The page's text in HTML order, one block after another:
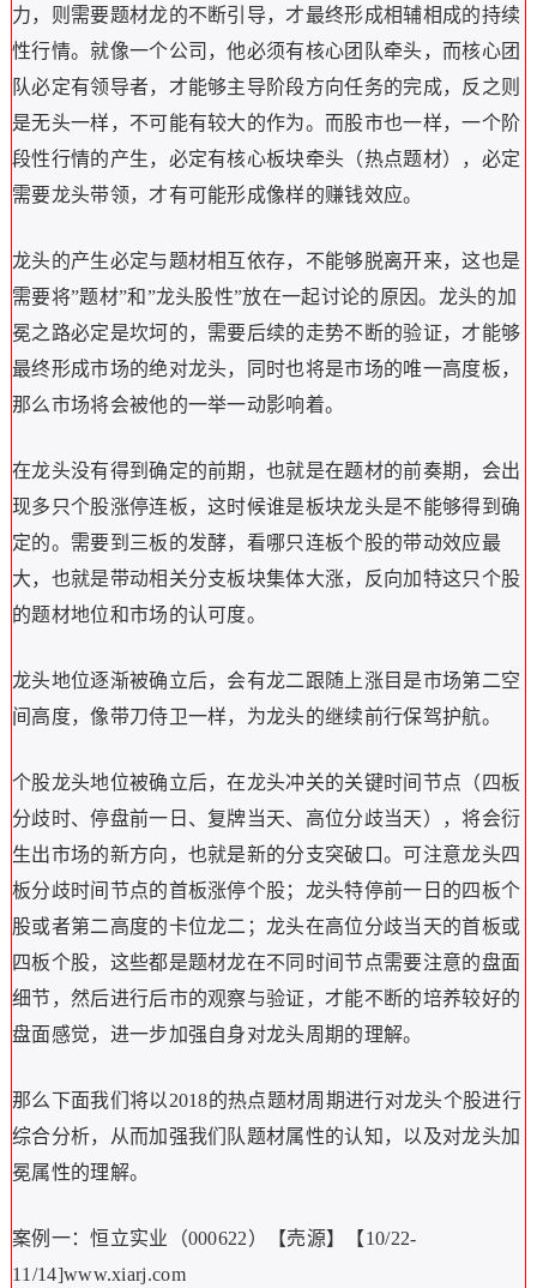
力，则需要题材龙的不断引导，才最终形成相辅相成的持续
性行情。就像一个公司，他必须有核心团队牵头，而核心团
队必定有领导者，才能够主导阶段方向任务的完成，反之则
是无头一样，不可能有较大的作为。而股市也一样，一个阶
段性行情的产生，必定有核心板块牵头（热点题材），必定
需要龙头带领，才有可能形成像样的赚钱效应。
龙头的产生必定与题材相互依存，不能够脱离开来，这也是
需要将”题材”和”龙头股性”放在一起讨论的原因。龙头的加
冕之路必定是坎坷的，需要后续的走势不断的验证，才能够
最终形成市场的绝对龙头，同时也将是市场的唯一高度板，
那么市场将会被他的一举一动影响着。
在龙头没有得到确定的前期，也就是在题材的前奏期，会出
现多只个股涨停连板，这时候谁是板块龙头是不能够得到确
定的。需要到三板的发酵，看哪只连板个股的带动效应最
大，也就是带动相关分支板块集体大涨，反向加特这只个股
的题材地位和市场的认可度。
龙头地位逐渐被确立后，会有龙二跟随上涨目是市场第二空
间高度，像带刀侍卫一样，为龙头的继续前行保驾护航。
个股龙头地位被确立后，在龙头冲关的关键时间节点（四板
分歧时、停盘前一日、复牌当天、高位分歧当天），将会衍
生出市场的新方向，也就是新的分支突破口。可注意龙头四
板分歧时间节点的首板涨停个股；龙头特停前一日的四板个
股或者第二高度的卡位龙二；龙头在高位分歧当天的首板或
四板个股，这些都是题材龙在不同时间节点需要注意的盘面
细节，然后进行后市的观察与验证，才能不断的培养较好的
盘面感觉，进一步加强自身对龙头周期的理解。
那么下面我们将以2018的热点题材周期进行对龙头个股进行
综合分析，从而加强我们队题材属性的认知，以及对龙头加
冕属性的理解。
案例一：恒立实业（000622）【売源】【10/22-
11/14]www.xiarj.com